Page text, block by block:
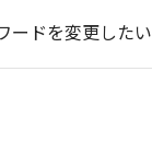
ードを変更したい